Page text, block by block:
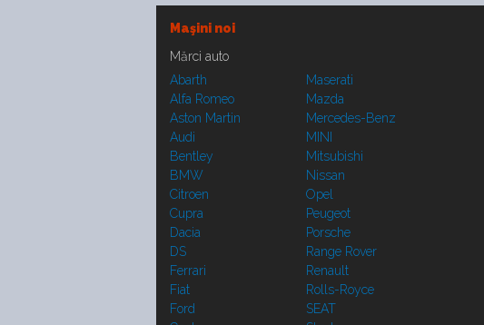
Maşini noi
Mărci auto
Abarth
Alfa Romeo
Aston Martin
Audi
Bentley
BMW
Citroen
Cupra
Dacia
DS
Ferrari
Fiat
Ford
Maserati
Mazda
Mercedes-Benz
MINI
Mitsubishi
Nissan
Opel
Peugeot
Porsche
Range Rover
Renault
Rolls-Royce
SEAT